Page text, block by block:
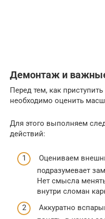
Демонтаж и
Перед тем, как
необходимо оценить
Для этого выполняем
действий:
Оцениваем
подразумевает
Нет смысла
внутри сломан
Аккуратно